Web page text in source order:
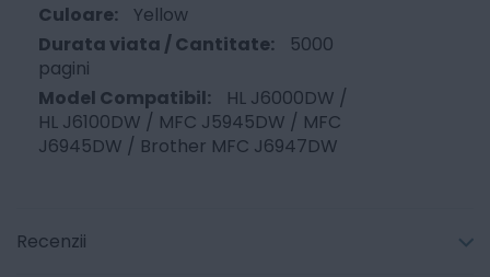
Yellow
5000
pagini
HL J6000DW /
HL J6100DW / MFC J5945DW / MFC
J6945DW / Brother MFC J6947DW
Recenzii